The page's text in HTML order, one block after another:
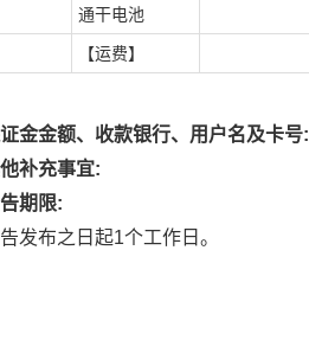
通干电池
【运费】
金金额、收款银行、用户名及卡号:
补充事宜:
期限:
发布之日起1个工作日。